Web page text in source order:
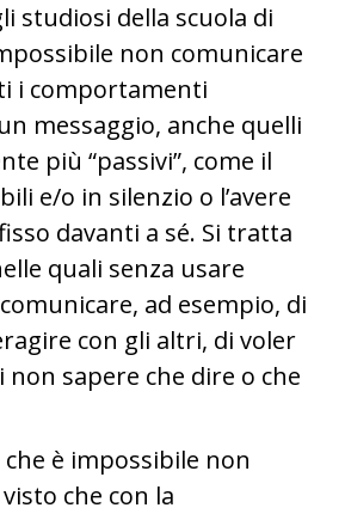
studiosi della scuola di
non comunicare
i comportamenti
messaggio, anche quelli
più “passivi”, come il
e/o in silenzio o l’avere
davanti a sé. Si tratta
quali senza usare
ad esempio, di
con gli altri, di voler
non sapere che dire o che
è impossibile non
che con la